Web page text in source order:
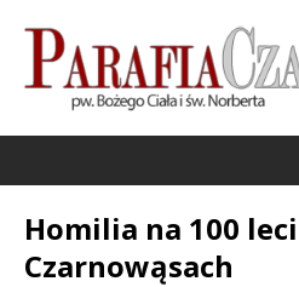
Homilia na 100
Czarnowąsach